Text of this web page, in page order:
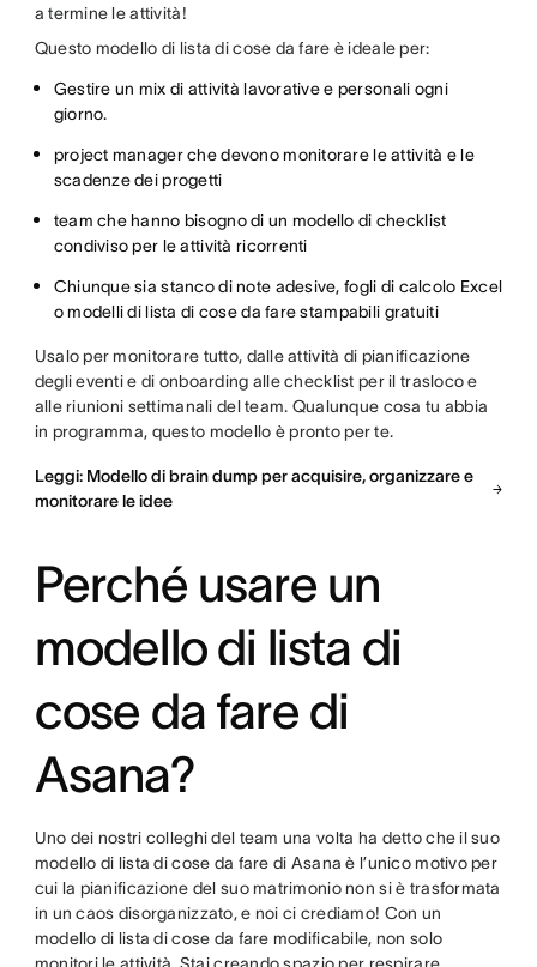
a termine le attività!
Questo modello di lista di cose da fare è ideale per:
Gestire un mix di attività lavorative e personali ogni
giorno.
project manager che devono monitorare le attività e le
scadenze dei progetti
team che hanno bisogno di un modello di checklist
condiviso per le attività ricorrenti
Chiunque sia stanco di note adesive, fogli di calcolo Excel
o modelli di lista di cose da fare stampabili gratuiti
Usalo per monitorare tutto, dalle attività di pianificazione
degli eventi e di onboarding alle checklist per il trasloco e
alle riunioni settimanali del team. Qualunque cosa tu abbia
in programma, questo modello è pronto per te.
Leggi: Modello di brain dump per acquisire, organizzare e
monitorare le idee
Perché usare un
modello di lista di
cose da fare di
Asana?
Uno dei nostri colleghi del team una volta ha detto che il suo
modello di lista di cose da fare di Asana è l’unico motivo per
cui la pianificazione del suo matrimonio non si è trasformata
in un caos disorganizzato, e noi ci crediamo! Con un
modello di lista di cose da fare modificabile, non solo